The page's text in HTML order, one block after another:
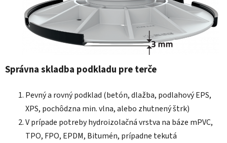
Správna skladba podkladu pre terče
Pevný a rovný podklad (betón, dlažba, podlahový EPS,
XPS, pochôdzna min. vlna, alebo zhutnený štrk)
V prípade potreby hydroizolačná vrstva na báze mPVC,
TPO, FPO, EPDM, Bitumén, prípadne tekutá